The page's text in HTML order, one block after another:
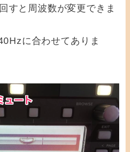
すと周波数が変更できま
に合わせてありま